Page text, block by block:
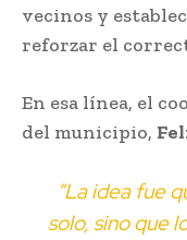
vecinos y
reforzar el
En esa línea, el
del municipio,
“La idea fue
solo, sino que